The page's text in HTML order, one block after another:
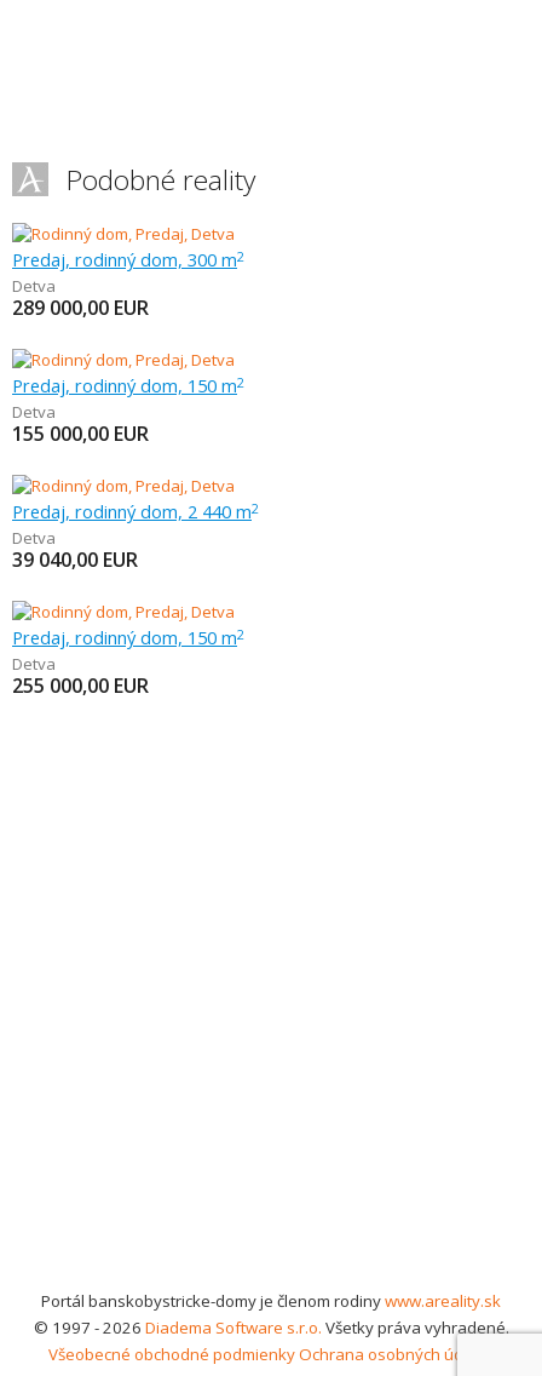
Podobné reality
Predaj, rodinný dom, 300 m2
Detva
289 000,00 EUR
Predaj, rodinný dom, 150 m2
Detva
155 000,00 EUR
Predaj, rodinný dom, 2 440 m2
Detva
39 040,00 EUR
Predaj, rodinný dom, 150 m2
Detva
255 000,00 EUR
Portál banskobystricke-domy je členom rodinywww.areality.sk
© 1997 - 2026 Diadema Software s.r.o. Všetky práva vyhradené.
Všeobecné obchodné podmienkyOchrana osobných údajov